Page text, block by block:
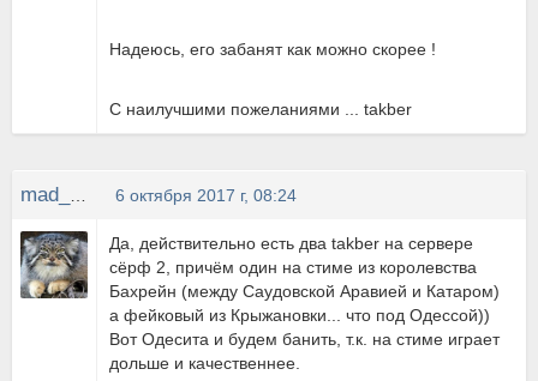
Надеюсь, его забанят как можно скорее !
С наилучшими пожеланиями ... takber
6 октября 2017 г, 08:24
Да, действительно есть два takber на сервере
сёрф 2, причём один на стиме из королевства
Бахрейн (между Саудовской Аравией и Катаром)
а фейковый из Крыжановки... что под Одессой))
Вот Одесита и будем банить, т.к. на стиме играет
дольше и качественнее.